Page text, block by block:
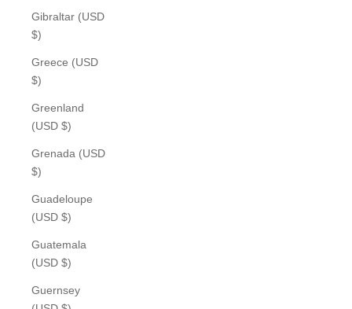
Gibraltar (USD
$)
Greece (USD
$)
Greenland
(USD $)
Grenada (USD
$)
Guadeloupe
(USD $)
Guatemala
(USD $)
Guernsey